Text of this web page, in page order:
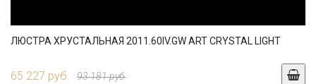
ЛЮСТРА ХРУСТАЛЬНАЯ 2011.60IV.GW ART CRYSTAL LIGHT
65 227 руб. 93 181 руб.